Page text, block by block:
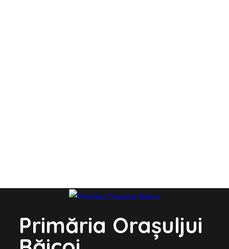
Primăria Orașuljui